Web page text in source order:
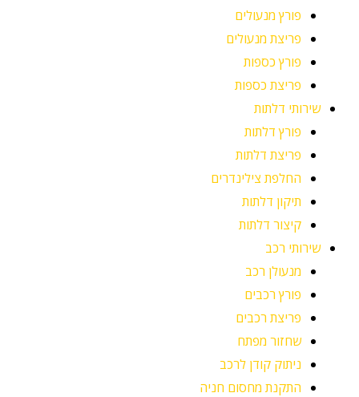
פורץ מנעולים
פריצת מנעולים
פורץ כספות
פריצת כספות
שירותי דלתות
פורץ דלתות
פריצת דלתות
החלפת צילינדרים
תיקון דלתות
קיצור דלתות
שירותי רכב
מנעולן רכב
פורץ רכבים
פריצת רכבים
שחזור מפתח
ניתוק קודן לרכב
התקנת מחסום חניה